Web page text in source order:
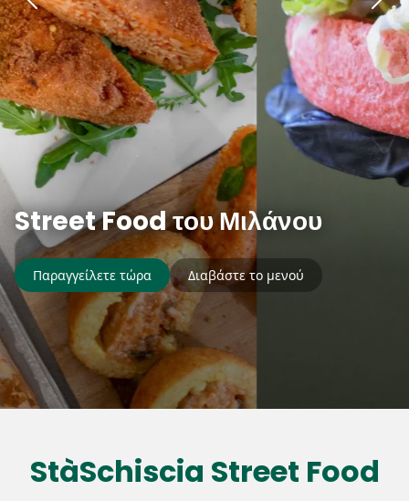
Street Food του Μιλάνου
Παραγγείλετε τώρα Διαβάστε το μενού
StàSchiscia Street Food